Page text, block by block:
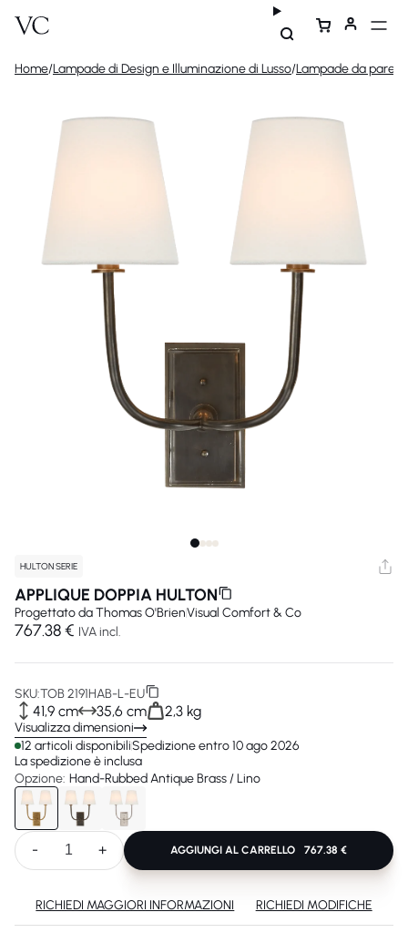
Home/Lampade di Design e Illuminazione di Lusso/Lampade da
HULTON SERIE
APPLIQUE DOPPIA HULTON
Progettato daThomas O'BrienVisual Comfort & Co
767.38 € IVA incl.
SKU:TOB 2191HAB-L-EU
41,9 cm 35,6 cm 2,3 kg
Visualizza dimensioni
12 articoli disponibiliSpedizione entro 10 ago 2026
La spedizione è inclusa
Opzione: Hand-Rubbed Antique Brass / Lino
- + AGGIUNGI AL CARRELLO 767.38 €
RICHIEDI MAGGIORI INFORMAZIONI RICHIEDI MODIFICHE